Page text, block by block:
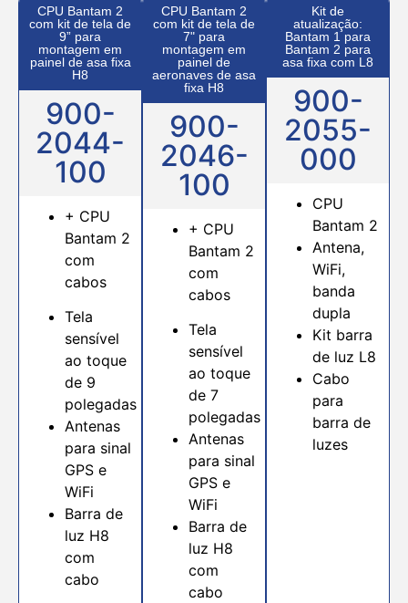
CPU Bantam 2
com kit de tela de
9” para
montagem em
painel de asa fixa
H8
900-
2044-
100
+ CPU
Bantam 2
com
cabos
Tela
sensível
ao toque
de 9
polegadas
Antenas
para sinal
GPS e
WiFi
Barra de
luz H8
com
cabo
CPU Bantam 2
com kit de tela de
7" para
montagem em
painel de
aeronaves de asa
fixa H8
900-
2046-
100
+ CPU
Bantam 2
com
cabos
Tela
sensível
ao toque
de 7
polegadas
Antenas
para sinal
GPS e
WiFi
Barra de
luz H8
com
cabo
Kit de
atualização:
Bantam 1 para
Bantam 2 para
asa fixa com L8
900-
2055-
000
CPU
Bantam 2
Antena,
WiFi,
banda
dupla
Kit barra
de luz L8
Cabo
para
barra de
luzes